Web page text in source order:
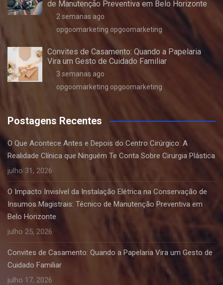
de Manutenção Preventiva em Belo Horizonte
2 semanas ago
opgoomarketing opgoomarketing
Convites de Casamento: Quando a Papelaria
Vira um Gesto de Cuidado Familiar
3 semanas ago
opgoomarketing opgoomarketing
Postagens Recentes
O Que Acontece Antes e Depois do Centro Cirúrgico: A
Realidade Clínica que Ninguém Te Conta Sobre Cirurgia Plástica
julho 31, 2026
O Impacto Invisível da Instalação Elétrica na Conservação de
Insumos Magistrais: Técnico de Manutenção Preventiva em
Belo Horizonte
julho 25, 2026
Convites de Casamento: Quando a Papelaria Vira um Gesto de
Cuidado Familiar
julho 17, 2026